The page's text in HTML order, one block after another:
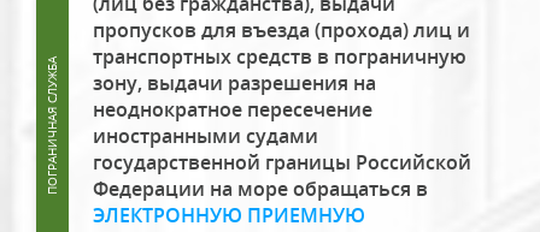
пропусков для въезда (прохода) лиц и
транспортных средств в пограничную
зону, выдачи разрешения на
неоднократное пересечение
иностранными судами
государственной границы Российской
Федерации на море обращаться в
ЭЛЕКТРОННУЮ ПРИЕМНУЮ